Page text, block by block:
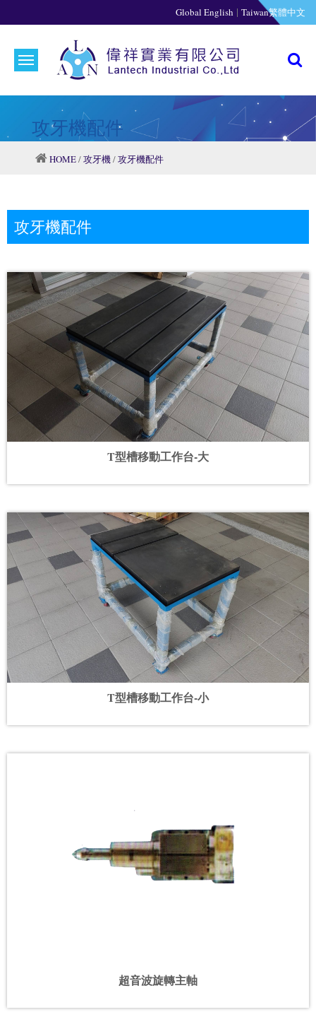
Global English | Taiwan繁體中文
攻牙機配件
HOME/攻牙機/攻牙機配件
攻牙機配件
T型槽移動工作台-大
T型槽移動工作台-小
超音波旋轉主軸